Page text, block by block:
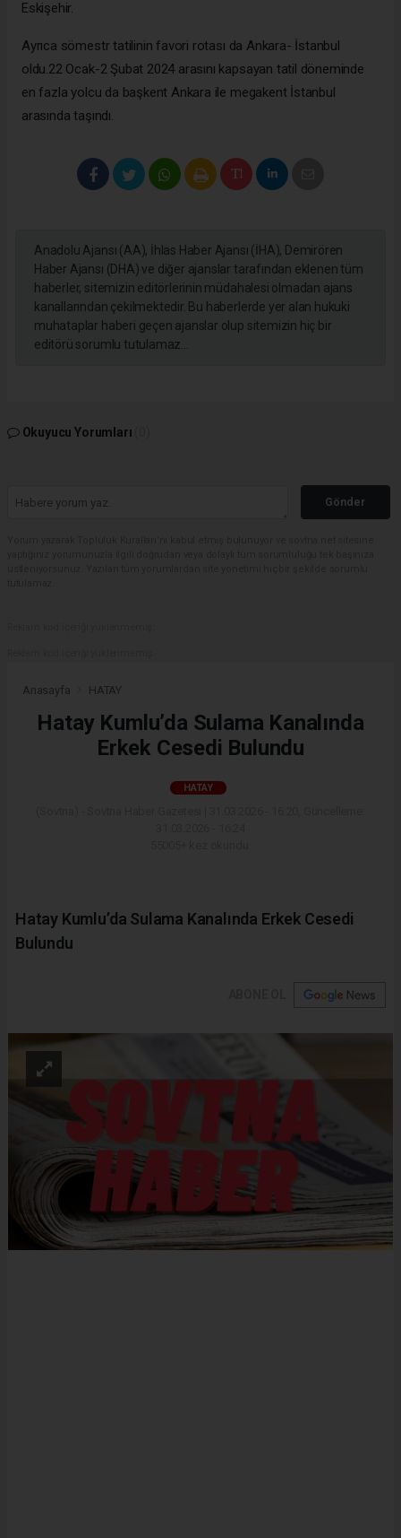
Eskişehir.
Ayrıca sömestr tatilinin favori rotası da Ankara- İstanbul
oldu.22 Ocak-2 Şubat 2024 arasını kapsayan tatil döneminde
en fazla yolcu da başkent Ankara ile megakent İstanbul
arasında taşındı.
Anadolu Ajansı (AA), İhlas Haber Ajansı (İHA), Demirören
Haber Ajansı (DHA) ve diğer ajanslar tarafından eklenen tüm
haberler, sitemizin editörlerinin müdahalesi olmadan ajans
kanallarından çekilmektedir. Bu haberlerde yer alan hukuki
muhataplar haberi geçen ajanslar olup sitemizin hiç bir
editörü sorumlu tutulamaz...
Okuyucu Yorumları
Gönder
Anasayfa HATAY
Hatay Kumlu’da Sulama Kanalında
Erkek Cesedi Bulundu
HATAY
Hatay Kumlu’da Sulama Kanalında Erkek Cesedi
Bulundu